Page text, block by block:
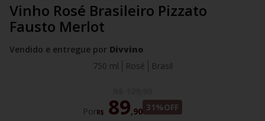
Vinho Rosé Brasileiro Pizzato
Fausto Merlot
Vendido e entregue por Divvino
Rosé
Brasil
750 ml
PorR$ 89,90 31%OFF